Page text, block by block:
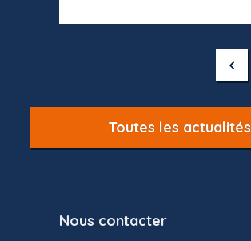
Toutes les actualités
Nous contacter